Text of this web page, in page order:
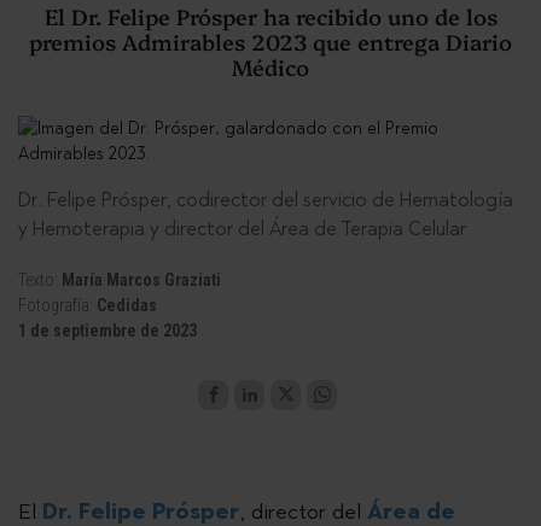
El Dr. Felipe Prósper ha recibido uno de los
premios Admirables 2023 que entrega Diario
Médico
Dr. Felipe Prósper, codirector del servicio de Hematología
y Hemoterapia y director del Área de Terapia Celular
Texto:
María Marcos Graziati
Fotografía: Cedidas
1 de septiembre de 2023
El Dr. Felipe Prósper, director del Área de